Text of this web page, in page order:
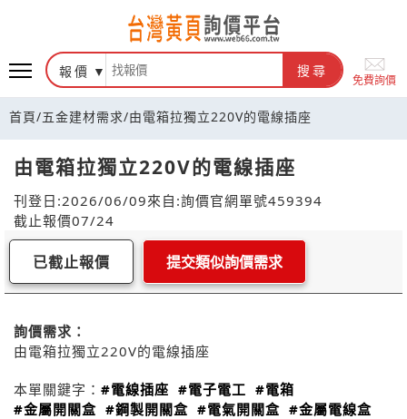
報價 搜尋
免費詢價
首頁/五金建材需求/由電箱拉獨立220V的電線插座
由電箱拉獨立220V的電線插座
刊登日:2026/06/09來自:詢價官網單號459394
截止報價07/24
已截止報價 提交類似詢價需求
詢價需求：
由電箱拉獨立220V的電線插座
本單關鍵字： #電線插座 #電子電工 #電箱
#金屬開關盒 #鋼製開關盒 #電氣開關盒 #金屬電線盒